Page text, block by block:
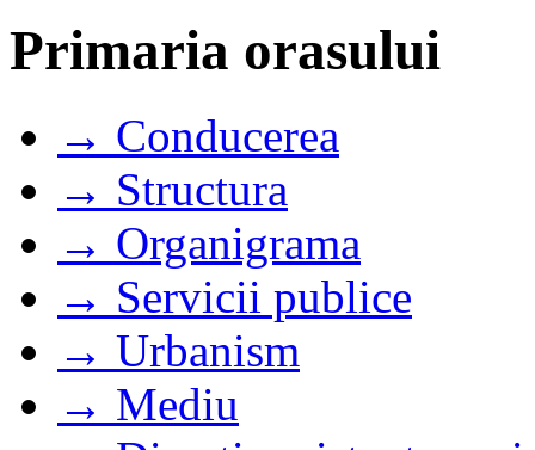
Primaria orasului
→ Conducerea
→ Structura
→ Organigrama
→ Servicii publice
→ Urbanism
→ Mediu